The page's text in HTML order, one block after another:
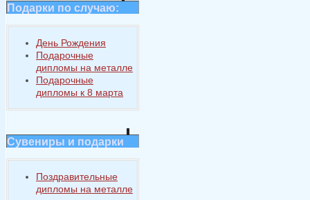
Подарки по случаю:
День Рождения
Подарочные
дипломы на металле
Подарочные
дипломы к 8 марта
Сувениры и подарки
Поздравительные
дипломы на металле